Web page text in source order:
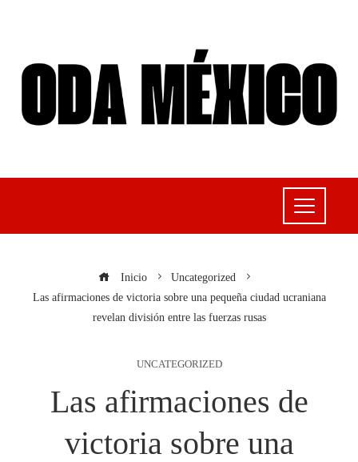
Inicio
Uncategorized
Las afirmaciones de victoria sobre una pequeña ciudad ucraniana
revelan división entre las fuerzas rusas
UNCATEGORIZED
Las afirmaciones de
victoria sobre una